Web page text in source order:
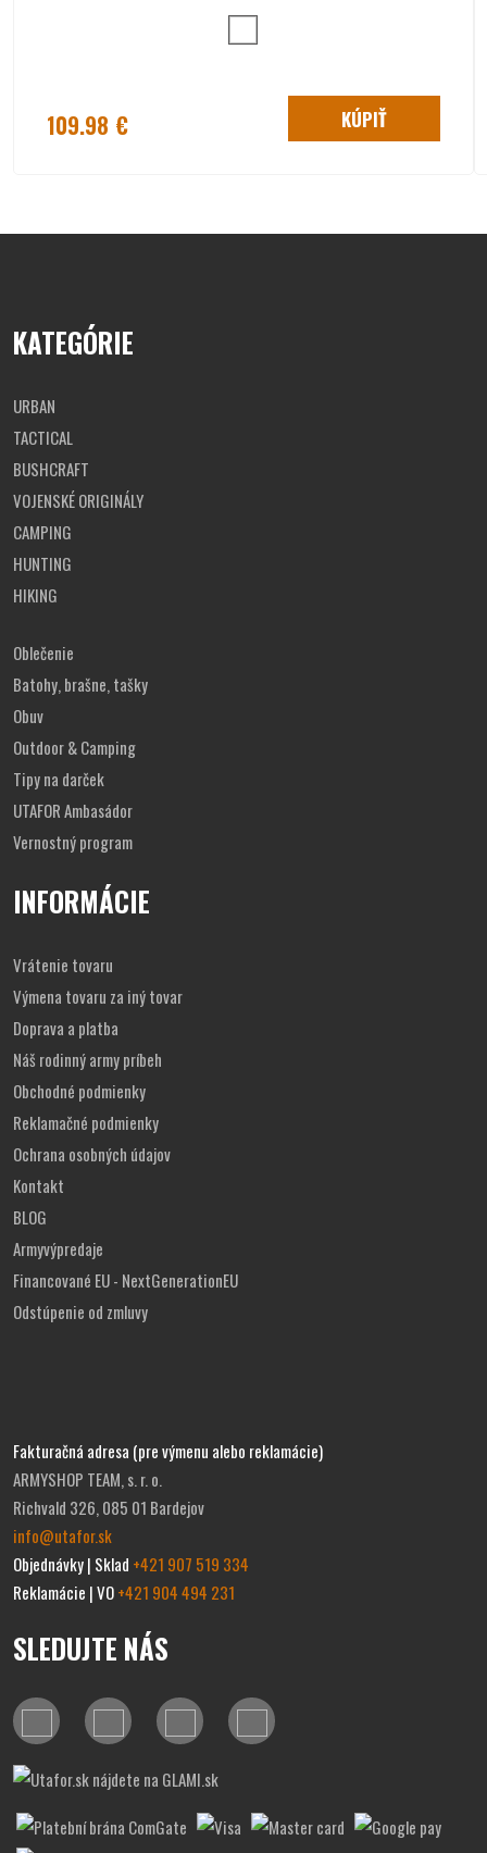
čižiem Grub's FROSTLINE 5.0™:
5mm INSU-FOAM ULTRA™ – poskytuje chodidlu pohodlie a
odvádza vlhkosť od nohy nositeľa, čím zabraňuje poteniu a
nepríjemnému pocitu. Je odolný voči plesniam a hnilobe,
povrchoch, behúň je navrhnutý tak, aby pracoval s
činnosťou chodidla.
109.98 € KÚPIŤ
KATEGÓRIE
URBAN
TACTICAL
BUSHCRAFT
VOJENSKÉ ORIGINÁLY
CAMPING
HUNTING
HIKING
Oblečenie
Batohy, brašne, tašky
Obuv
Outdoor & Camping
Tipy na darček
UTAFOR Ambasádor
Vernostný program
INFORMÁCIE
Vrátenie tovaru
Výmena tovaru za iný tovar
Doprava a platba
Náš rodinný army príbeh
Obchodné podmienky
Reklamačné podmienky
Ochrana osobných údajov
Kontakt
BLOG
Armyvýpredaje
Financované EU - NextGenerationEU
Odstúpenie od zmluvy
Fakturačná adresa (pre výmenu alebo reklamácie)
ARMYSHOP TEAM, s. r. o.
Richvald 326, 085 01 Bardejov
info@utafor.sk
Objednávky | Sklad +421 907 519 334
Reklamácie | VO+421 904 494 231
SLEDUJTE NÁS